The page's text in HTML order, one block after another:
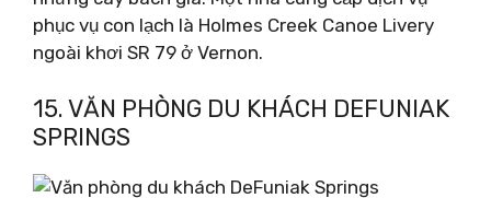
phục vụ con lạch là Holmes Creek Canoe Livery
ngoài khơi SR 79 ở Vernon.
15. VĂN PHÒNG DU KHÁCH DEFUNIAK
SPRINGS